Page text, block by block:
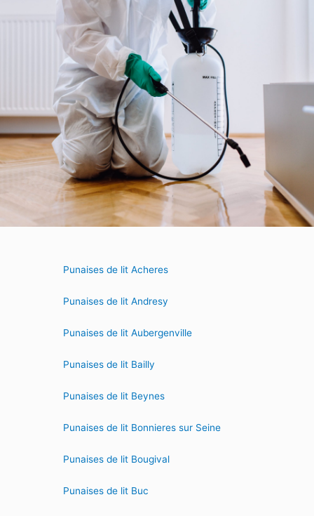
Punaises de lit Acheres
Punaises de lit Andresy
Punaises de lit Aubergenville
Punaises de lit Bailly
Punaises de lit Beynes
Punaises de lit Bonnieres sur Seine
Punaises de lit Bougival
Punaises de lit Buc